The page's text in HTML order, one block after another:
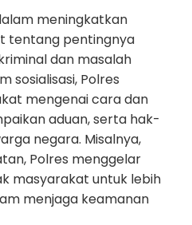
meningkatkan
tentang pentingnya
dan masalah
sosialisasi, Polres
mengenai cara dan
aduan, serta hak-
negara. Misalnya,
Polres menggelar
masyarakat untuk lebih
menjaga keamanan